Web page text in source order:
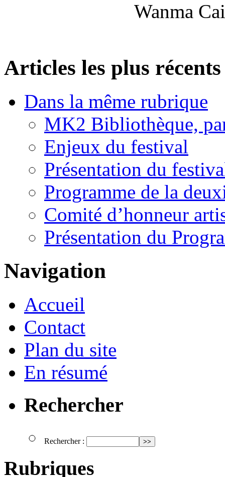
Wanma
Articles les plus récents
Dans la même rubrique
MK2 Bibliothèque,
Enjeux du festival
Présentation du
Programme de la
Comité d’honneur
Présentation du
Navigation
Accueil
Contact
Plan du site
En résumé
Rechercher
Rechercher :
Rubriques